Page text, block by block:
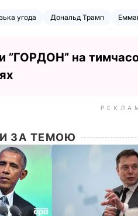
угода Дональд Трамп
”ГОРДОН” на
ЗА ТЕМОЮ